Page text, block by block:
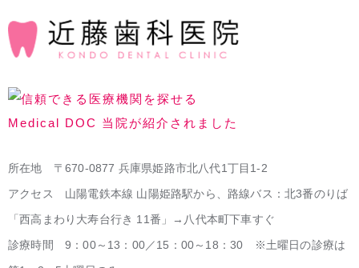
所在地 〒670-0877 兵庫県姫路市北八代1丁目1-2
アクセス 山陽電鉄本線 山陽姫路駅から、路線バス：北3番のりば
「西高まわり大寿台行き 11番」→八代本町下車すぐ
診療時間 9：00～13：00／15：00～18：30 ※土曜日の診療は